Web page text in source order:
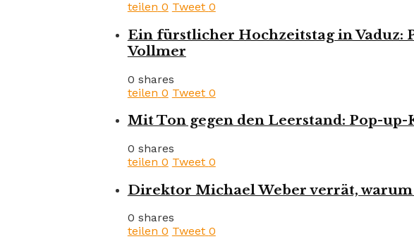
teilen 0 Tweet 0
Ein fürstlicher Hochzeitstag in
Vollmer
0 shares
teilen 0 Tweet 0
Mit Ton gegen den Leerstand: Pop-
0 shares
teilen 0 Tweet 0
Direktor Michael Weber verrät,
0 shares
teilen 0 Tweet 0